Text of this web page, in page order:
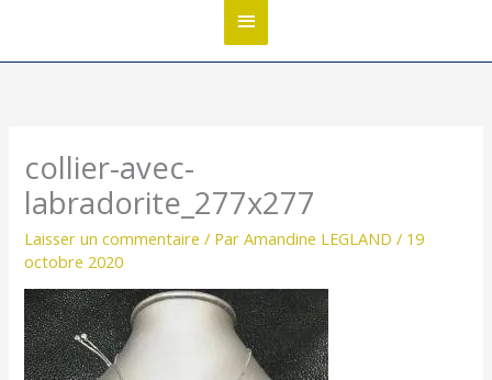
collier-avec-
labradorite_277x277
Laisser un commentaire / ParAmandine LEGLAND/ 19
octobre 2020